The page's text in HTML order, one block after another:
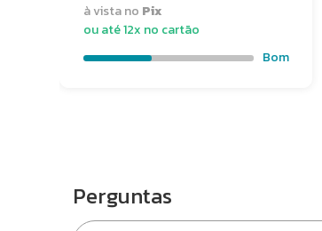
OUTROS
Condição
O produto tem Nota fiscal ou DARF
à vista no Pix
ou até 12x no cartão
Bom
Perguntas